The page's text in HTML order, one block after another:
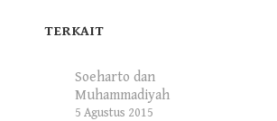
TERKAIT
Soeharto dan
Muhammadiyah
5 Agustus 2015